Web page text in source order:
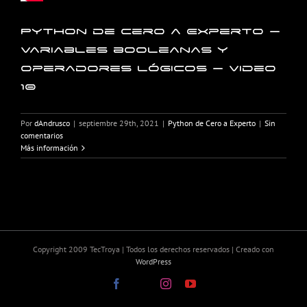
Python de Cero a Experto –
Variables booleanas y
operadores lógicos – Video
10
Por dAndrusco | septiembre 29th, 2021 | Python de Cero a Experto | Sin
comentarios
Más información
Copyright 2009 TecTroya | Todos los derechos reservados | Creado con
WordPress
Facebook InstagramYouTube